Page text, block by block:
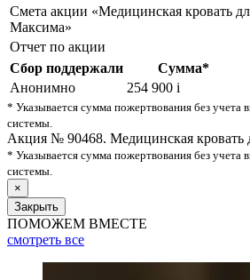
Смета акции «Медицинская кровать
Максима»
Отчет по акции
Сбор поддержали
Сумма*
Анонимно
254 900 i
* Указывается сумма пожертвования без учета
системы.
Акция № 90468. Медицинская кровать
* Указывается сумма пожертвования без учета
системы.
×
Закрыть
ПОМОЖЕМ ВМЕСТЕ
смотреть все